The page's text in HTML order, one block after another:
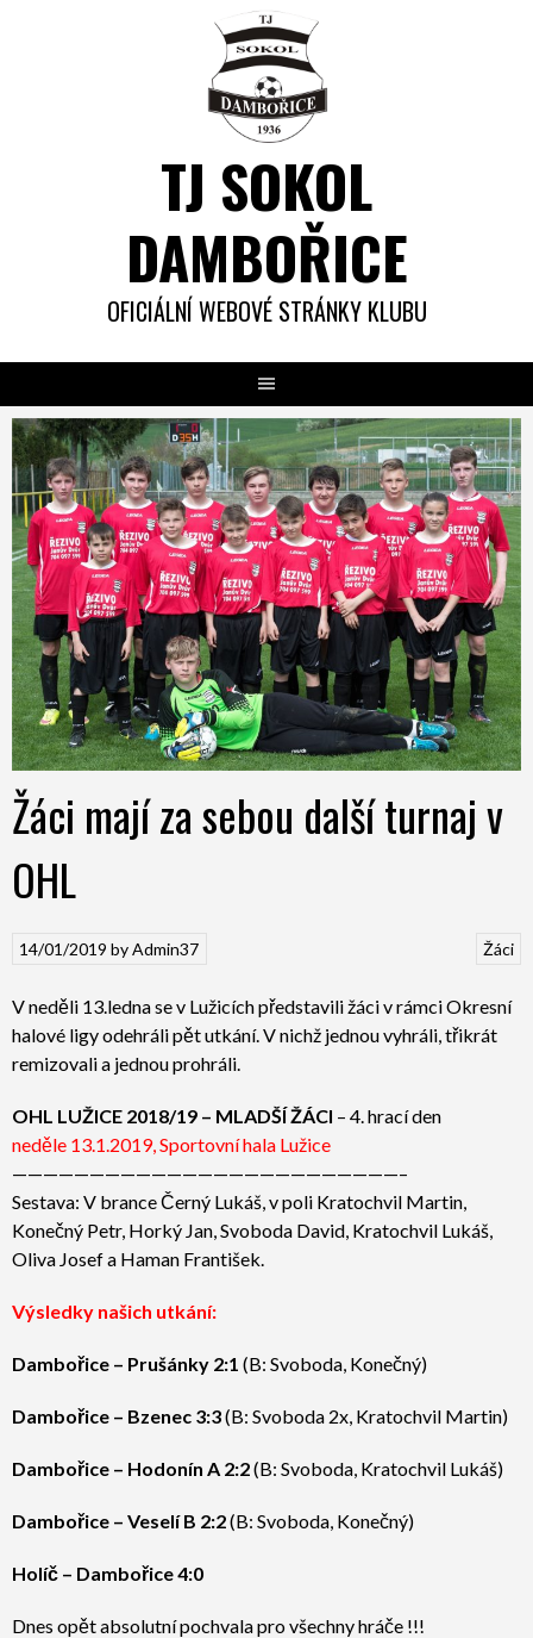
TJ SOKOL
DAMBOŘICE
OFICIÁLNÍ WEBOVÉ STRÁNKY KLUBU
Žáci mají za sebou další turnaj v
OHL
Žáci
14/01/2019 byAdmin37
V neděli 13.ledna se v Lužicích představili žáci v rámci Okresní
halové ligy odehráli pět utkání. V nichž jednou vyhráli, třikrát
remizovali a jednou prohráli.
OHL LUŽICE 2018/19 – MLADŠÍ ŽÁCI – 4. hrací den
neděle 13.1.2019, Sportovní hala Lužice
—————————————————————————–
Sestava: V brance Černý Lukáš, v poli Kratochvil Martin,
Konečný Petr, Horký Jan, Svoboda David, Kratochvil Lukáš,
Oliva Josef a Haman František.
Výsledky našich utkání:
Dambořice – Prušánky 2:1 (B: Svoboda, Konečný)
Dambořice – Bzenec 3:3(B: Svoboda 2x, Kratochvil Martin)
Dambořice – Hodonín A 2:2(B: Svoboda, Kratochvil Lukáš)
Dambořice – Veselí B 2:2(B: Svoboda, Konečný)
Holíč – Dambořice 4:0
Dnes opět absolutní pochvala pro všechny hráče !!!